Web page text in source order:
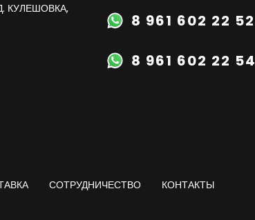
КУЛЕШОВКА,
8 961 602 22 52
8 961 602 22 54
СОТРУДНИЧЕСТВО КОНТАКТЫ